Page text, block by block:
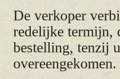
De verkoper
redelijke termijn,
bestelling, tenzij
overeengekomen.